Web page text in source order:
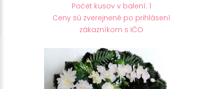
Počet kusov v balení: 1
Ceny sú zverejnené po prihlásení
zákazníkom s IČO